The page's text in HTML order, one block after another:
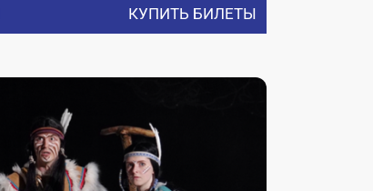
КУПИТЬ БИЛЕТЫ